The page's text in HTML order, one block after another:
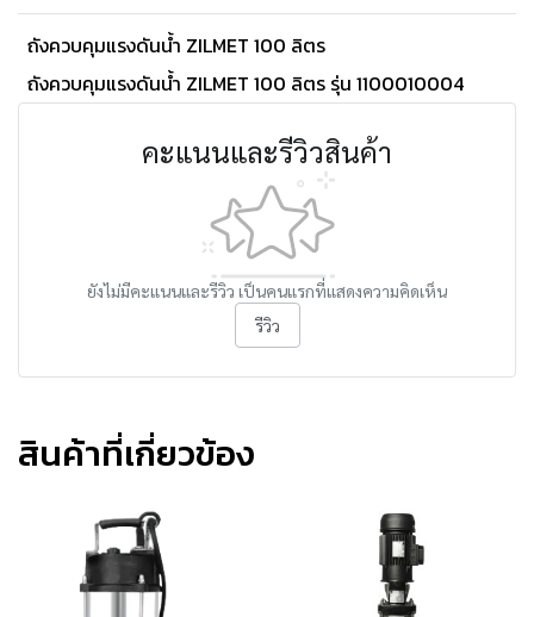
ถังควบคุมแรงดันน้ำ ZILMET 100 ลิตร
ถังควบคุมแรงดันน้ำ ZILMET 100 ลิตร รุ่น 1100010004
คะแนนและรีวิวสินค้า
ยังไม่มีคะแนนและรีวิว เป็นคนแรกที่แสดงความคิดเห็น
รีวิว
สินค้าที่เกี่ยวข้อง